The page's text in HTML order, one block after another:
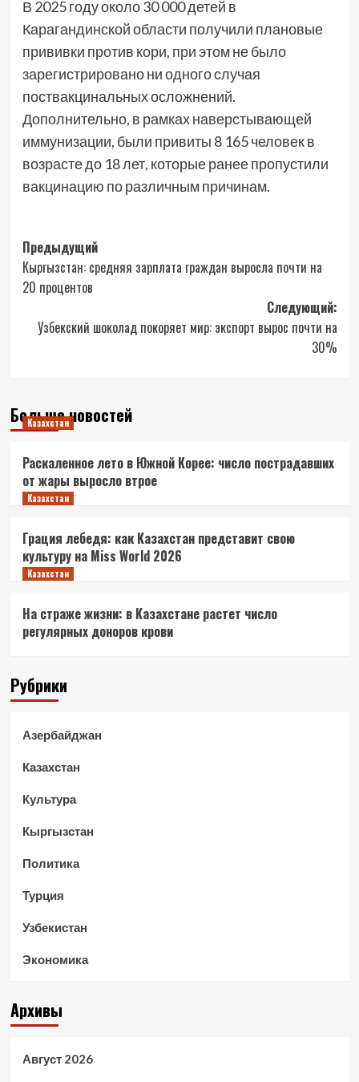
В 2025 году около 30 000 детей в
Карагандинской области получили плановые
прививки против кори, при этом не было
зарегистрировано ни одного случая
поствакцинальных осложнений.
Дополнительно, в рамках наверстывающей
иммунизации, были привиты 8 165 человек в
возрасте до 18 лет, которые ранее пропустили
вакцинацию по различным причинам.
Навигация
записи
Предыдущий
Кыргызстан: средняя зарплата граждан выросла почти на
20 процентов
Следующий:
Узбекский шоколад покоряет мир: экспорт вырос почти на
30%
Больше новостей
Казахстан
Раскаленное лето в Южной Корее: число пострадавших
от жары выросло втрое
Казахстан
Грация лебедя: как Казахстан представит свою
культуру на Miss World 2026
Казахстан
На страже жизни: в Казахстане растет число
регулярных доноров крови
Рубрики
Азербайджан
Казахстан
Культура
Кыргызстан
Политика
Турция
Узбекистан
Экономика
Архивы
Август 2026